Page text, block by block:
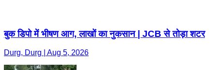
बुक डिपो में भीषण आग, लाखों का नुकसान | JCB से तोड़ा शटर
Durg, Durg | Aug 5, 2026